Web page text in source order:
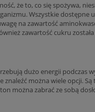
że to, co się spożywa,
Wszystkie dostępne
na zawartość
zawartość cukru
dużo energii podczas
można wiele opcji.
można zabrać ze sobą